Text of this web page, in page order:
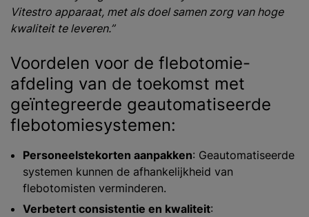
Vitestro apparaat, met als doel samen zorg van hoge
kwaliteit te leveren.”
Voordelen voor de flebotomie-
afdeling van de toekomst met
geïntegreerde geautomatiseerde
flebotomiesystemen:
Personeelstekorten aanpakken: Geautomatiseerde
systemen kunnen de afhankelijkheid van
flebotomisten verminderen.
Verbetert consistentie en kwaliteit: